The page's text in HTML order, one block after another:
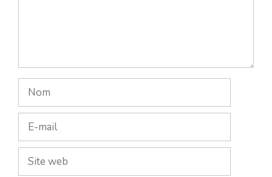
Nom
mail
Site
web